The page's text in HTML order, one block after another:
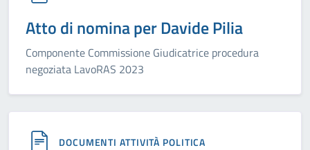
Atto di nomina per Davide Pilia
Componente Commissione Giudicatrice procedura
negoziata LavoRAS 2023
DOCUMENTI ATTIVITÀ POLITICA